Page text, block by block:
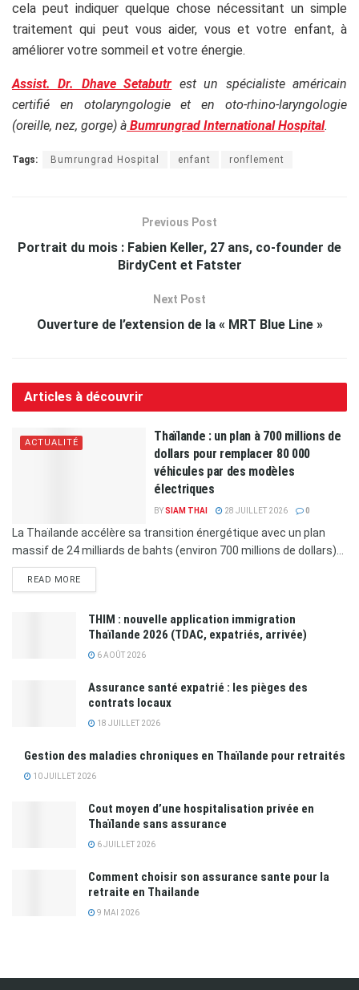
cela peut indiquer quelque chose nécessitant un simple
traitement qui peut vous aider, vous et votre enfant, à
améliorer votre sommeil et votre énergie.
Assist. Dr. Dhave Setabutr est un spécialiste américain
certifié en otolaryngologie et en oto-rhino-laryngologie
(oreille, nez, gorge) à Bumrungrad International Hospital.
Tags: Bumrungrad Hospital enfant ronflement
Previous Post
Portrait du mois : Fabien Keller, 27 ans, co-founder de
BirdyCent et Fatster
Next Post
Ouverture de l’extension de la « MRT Blue Line »
Articles à découvrir
ACTUALITÉ
Thaïlande : un plan à 700 millions de
dollars pour remplacer 80 000
véhicules par des modèles
électriques
BYSIAM THAI 28 JUILLET 2026 0
La Thaïlande accélère sa transition énergétique avec un plan
massif de 24 milliards de bahts (environ 700 millions de dollars)...
READ MORE
THIM : nouvelle application immigration
Thaïlande 2026 (TDAC, expatriés, arrivée)
6 AOÛT 2026
Assurance santé expatrié : les pièges des
contrats locaux
18 JUILLET 2026
Gestion des maladies chroniques en Thaïlande pour retraités
10 JUILLET 2026
Cout moyen d’une hospitalisation privée en
Thaïlande sans assurance
6 JUILLET 2026
Comment choisir son assurance sante pour la
retraite en Thailande
9 MAI 2026